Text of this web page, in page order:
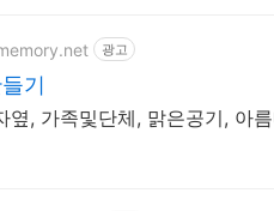
광고
기
옆, 가족및단체, 맑은공기, 아